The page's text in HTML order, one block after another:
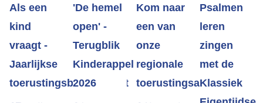
Als een
kind
vraagt -
Jaarlijkse
toerustingsbijeenkomst
'De hemel
open' -
Terugblik
Kinderappel
2026
Kom naar
een van
onze
regionale
toerustingsavonden
Psalmen
leren
zingen
met de
Klassiek